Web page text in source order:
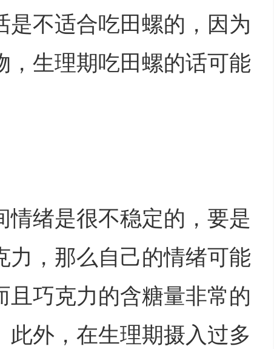
是不适合吃田螺的，因为
，生理期吃田螺的话可能
情绪是很不稳定的，要是
力，那么自己的情绪可能
且巧克力的含糖量非常的
此外，在生理期摄入过多